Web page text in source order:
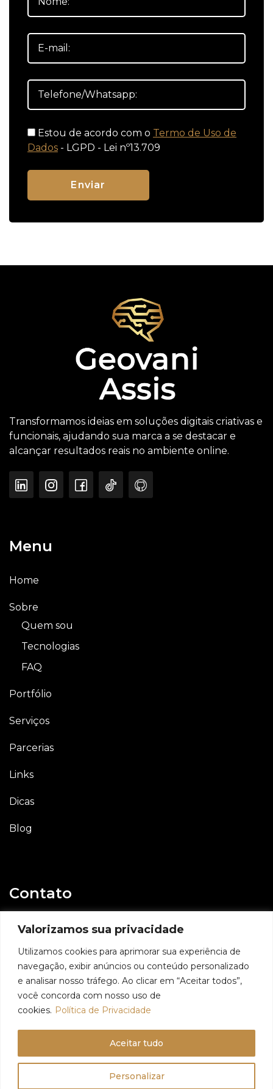
Valorizamos sua privacidade
Utilizamos cookies para aprimorar sua experiência de
navegação, exibir anúncios ou conteúdo personalizado
e analisar nosso tráfego. Ao clicar em “Aceitar todos”,
você concorda com nosso uso de
cookies. Política de Privacidade
Personalizar
Aceitar tudo
Estou de acordo com o Termo de Uso de
Dados - LGPD - Lei nº13.709
Transformamos ideias em soluções digitais criativas e
funcionais, ajudando sua marca a se destacar e
alcançar resultados reais no ambiente online.
Menu
Home
Sobre
Quem sou
Tecnologias
FAQ
Portfólio
Serviços
Parcerias
Links
Dicas
Blog
Contato
E-mail
Whatsapp
11 98991 6509
© 2024 - Geovani Assis - Todos os direitos reservados